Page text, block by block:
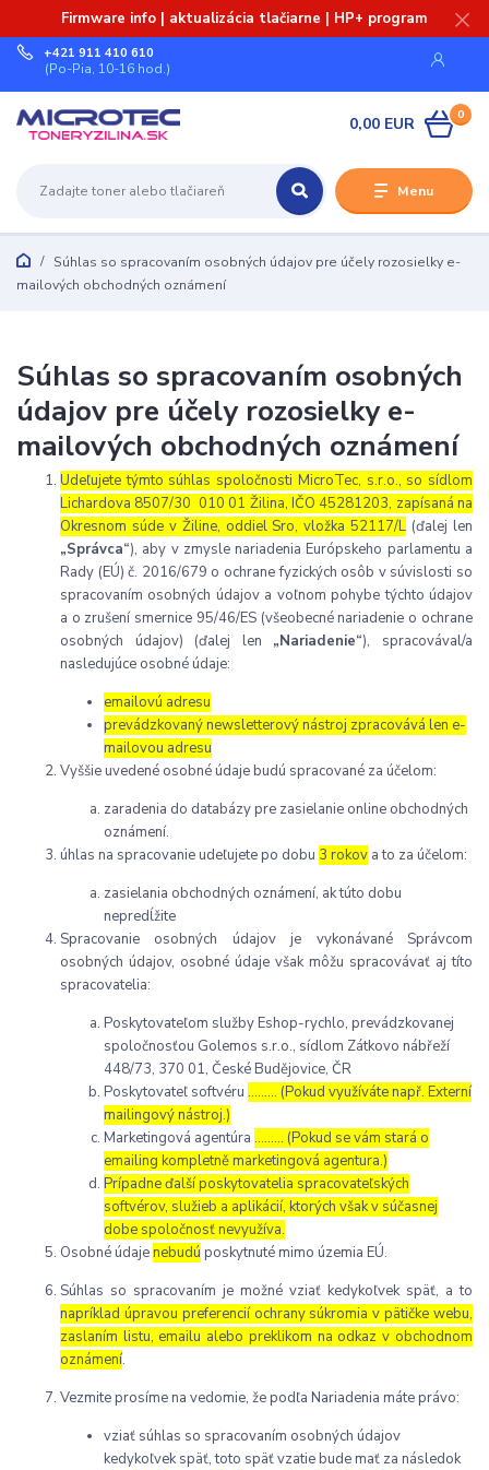
Firmware info | aktualizácia tlačiarne | HP+ program
Menu
+421 911 410 610
(Po-Pia, 10-16 hod.)
0
0,00 EUR
Súhlas so spracovaním osobných údajov pre účely rozosielky e-
mailových obchodných oznámení
Súhlas so spracovaním osobných
údajov pre účely rozosielky e-
mailových obchodných oznámení
Udeľujete týmto súhlas spoločnosti MicroTec, s.r.o., so sídlom
Lichardova 8507/30 010 01 Žilina, IČO 45281203, zapísaná na
Okresnom súde v Žiline, oddiel Sro, vložka 52117/L (ďalej len
„Správca“), aby v zmysle nariadenia Európskeho parlamentu a
Rady (EÚ) č. 2016/679 o ochrane fyzických osôb v súvislosti so
spracovaním osobných údajov a voľnom pohybe týchto údajov
a o zrušení smernice 95/46/ES (všeobecné nariadenie o ochrane
osobných údajov) (ďalej len „Nariadenie“), spracovával/a
nasledujúce osobné údaje:
emailovú adresu
prevádzkovaný newsletterový nástroj zpracovává len e-
mailovou adresu
Vyššie uvedené osobné údaje budú spracované za účelom:
zaradenia do databázy pre zasielanie online obchodných
oznámení.
úhlas na spracovanie udeľujete po dobu 3 rokov a to za účelom:
zasielania obchodných oznámení, ak túto dobu
nepredĺžite
Spracovanie osobných údajov je vykonávané Správcom
osobných údajov, osobné údaje však môžu spracovávať aj títo
spracovatelia:
Poskytovateľom služby Eshop-rychlo, prevádzkovanej
spoločnosťou Golemos s.r.o., sídlom Zátkovo nábřeží
448/73, 370 01, České Budějovice, ČR
Poskytovateľ softvéru ……… (Pokud využíváte např. Externí
mailingový nástroj.)
Marketingová agentúra ……… (Pokud se vám stará o
emailing kompletně marketingová agentura.)
Prípadne ďalší poskytovatelia spracovateľských
softvérov, služieb a aplikácií, ktorých však v súčasnej
dobe spoločnosť nevyužíva.
Osobné údaje nebudú poskytnuté mimo územia EÚ.
Súhlas so spracovaním je možné vziať kedykoľvek späť, a to
napríklad úpravou preferencií ochrany súkromia v pätičke webu,
zaslaním listu, emailu alebo preklikom na odkaz v obchodnom
oznámení.
Vezmite prosíme na vedomie, že podľa Nariadenia máte právo:
vziať súhlas so spracovaním osobných údajov
kedykoľvek späť, toto späť vzatie bude mať za následok